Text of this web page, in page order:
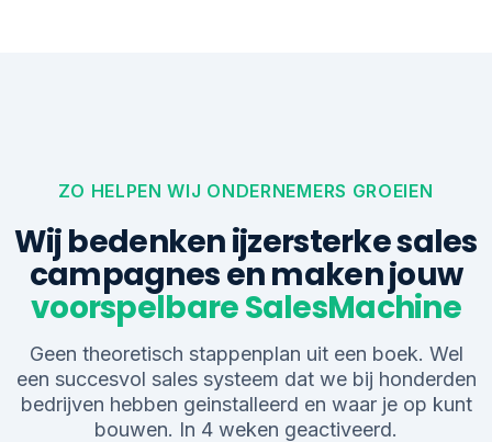
ZO HELPEN WIJ ONDERNEMERS GROEIEN
Wij bedenken ijzersterke sales
campagnes en maken jouw
voorspelbare SalesMachine
Geen theoretisch stappenplan uit een boek. Wel
een succesvol sales systeem dat we bij honderden
bedrijven hebben geinstalleerd en waar je op kunt
bouwen. In 4 weken geactiveerd.